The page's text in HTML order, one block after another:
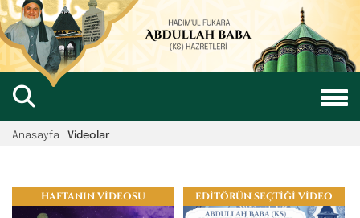
Anasayfa | Videolar
HAFTANIN VİDEOSU EDİTÖRÜN SEÇTİĞİ VİDEO